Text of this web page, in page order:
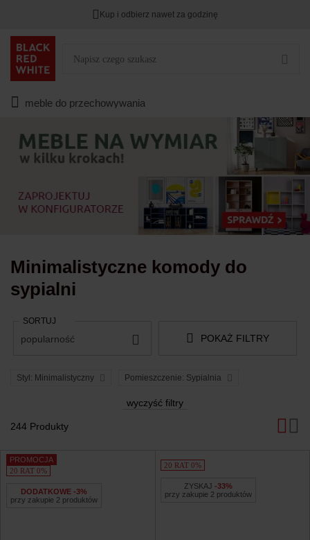
DODATKOWE -3%PRZY ZAKUPIE 2
Kup i odbierz nawet za godzinę
meble do przechowywania
Minimalistyczne komody do
sypialni
244 Produkty
POKAŻ FILTRY
Styl: Minimalistyczny Pomieszczenie: Sypialnia
wyczyść filtry
SORTUJ
popularność
Produkty
PROMOCJA
20 RAT 0%
DODATKOWE -3%
przy zakupie 2 produktów
20 RAT 0%
ZYSKAJ -33%
przy zakupie 2 produktów